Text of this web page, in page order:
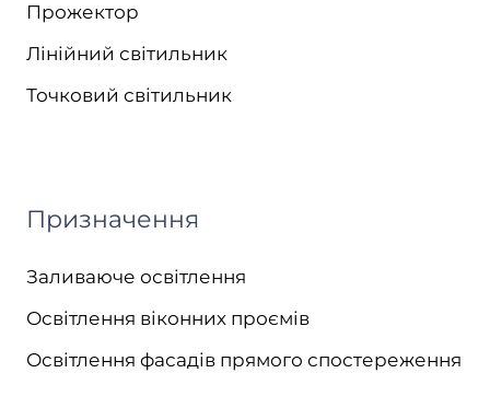
Прожектор
Лінійний світильник
Точковий світильник
Призначення
Заливаюче освітлення
Освітлення віконних проємів
Освітлення фасадів прямого спостереження